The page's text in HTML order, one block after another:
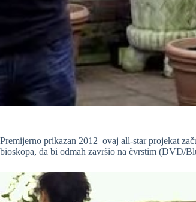
Premijerno prikazan 2012 ovaj all-star projekat
bioskopa, da bi odmah završio na čvrstim (DVD/